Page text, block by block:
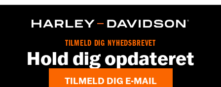
TILMELD DIG NYHEDSBREVET
Hold dig opdateret
TILMELD DIG E-MAIL